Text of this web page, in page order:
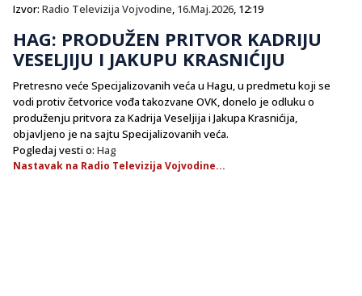
Izvor: Radio Televizija Vojvodine, 16.Maj.2026, 12:19
HAG: PRODUŽEN PRITVOR KADRIJU
VESELJIJU I JAKUPU KRASNIĆIJU
Pretresno veće Specijalizovanih veća u Hagu, u predmetu koji se
vodi protiv četvorice vođa takozvane OVK, donelo je odluku o
produženju pritvora za Kadrija Veseljija i Jakupa Krasnićija,
objavljeno je na sajtu Specijalizovanih veća.
Pogledaj vesti o: Hag
Nastavak na Radio Televizija Vojvodine...